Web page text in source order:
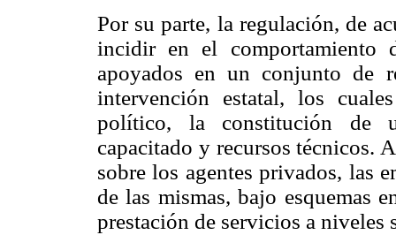
Por su parte, la regulación, de
incidir en el comportamiento
apoyados en un conjunto de
intervención estatal, los
político, la constitución de
capacitado y recursos técnicos.
sobre los agentes privados, las
de las mismas, bajo esquemas
prestación de servicios a niveles